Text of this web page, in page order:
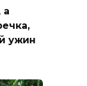
а
ужин